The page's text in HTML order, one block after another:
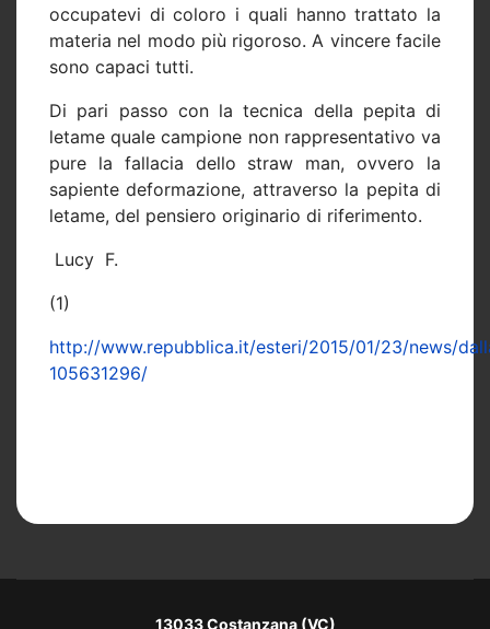
occupatevi di coloro i quali hanno trattato la
materia nel modo più rigoroso. A vincere facile
sono capaci tutti.
Di pari passo con la tecnica della pepita di
letame quale campione non rappresentativo va
pure la fallacia dello straw man, ovvero la
sapiente deformazione, attraverso la pepita di
letame, del pensiero originario di riferimento.
Lucy F.
(1)
http://www.repubblica.it/esteri/2015/01/23/news/
105631296/
13033 Costanzana (VC)